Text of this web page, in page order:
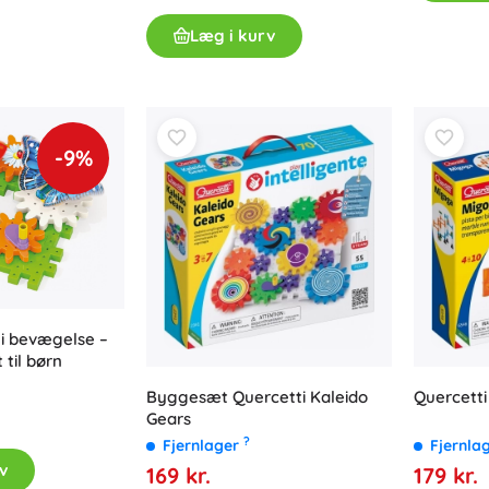
Læg i kurv
-9%
bevægelse –
til børn
Byggesæt Quercetti Kaleido
Gears
Fjernlager ?
169 kr. 179 kr.